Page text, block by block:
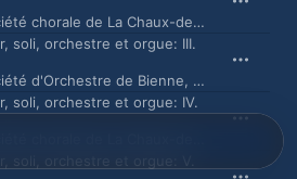
chorale de La Chaux-de-Fonds
soli, orchestre et orgue: III.
d'Orchestre de Bienne, Olivier Dufour
soli, orchestre et orgue: IV.
soli, orchestre et orgue: V.